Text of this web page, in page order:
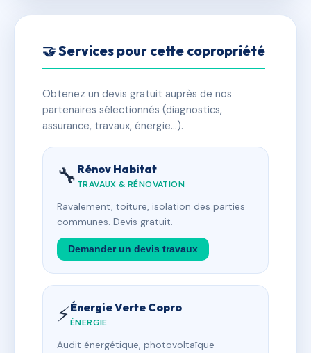
🤝 Services pour cette copropriété
Obtenez un devis gratuit auprès de nos
partenaires sélectionnés (diagnostics,
assurance, travaux, énergie…).
🔧 Rénov Habitat
TRAVAUX & RÉNOVATION
Ravalement, toiture, isolation des parties
communes. Devis gratuit.
Demander un devis travaux
⚡Énergie Verte Copro
ÉNERGIE
Audit énergétique, photovoltaïque